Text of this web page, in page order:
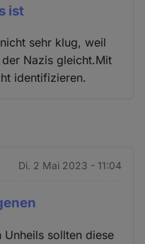
ist
sehr klug, weil
Nazis gleicht.Mit
identifizieren.
Di. 2 Mai 2023 - 11:04
Unheils sollten diese